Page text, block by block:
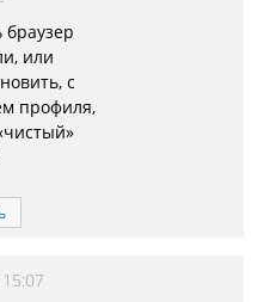
браузер
или
с
профиля,